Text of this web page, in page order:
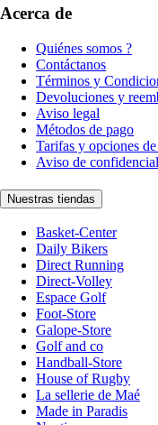
Acerca de
Quiénes somos ?
Contáctanos
Términos y
Devoluciones y
Aviso legal
Métodos de pago
Tarifas y opciones
Aviso de
Nuestras tiendas
Basket-Center
Daily Bikers
Direct Running
Direct-Volley
Espace Golf
Foot-Store
Galope-Store
Golf and co
Handball-Store
House of Rugby
La sellerie de Maé
Made in Paradis